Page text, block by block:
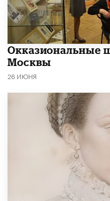
​Окказиональные
Москвы
26 ИЮНЯ